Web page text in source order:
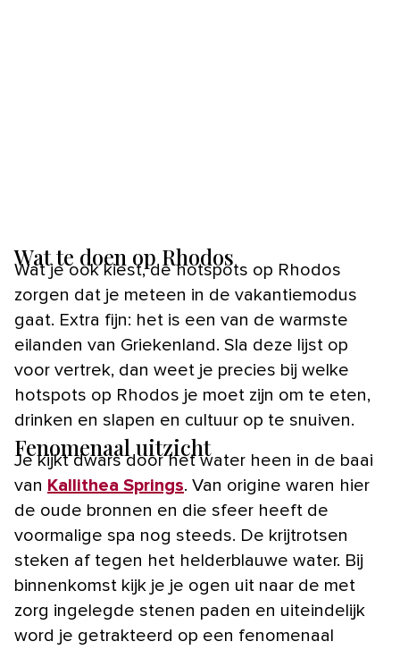
Wat te doen op Rhodos
Wat je ook kiest, de hotspots op Rhodos
zorgen dat je meteen in de vakantiemodus
gaat. Extra fijn: het is een van de warmste
eilanden van Griekenland. Sla deze lijst op
voor vertrek, dan weet je precies bij welke
hotspots op Rhodos je moet zijn om te eten,
drinken en slapen en cultuur op te snuiven.
Fenomenaal uitzicht
Je kijkt dwars door het water heen in de baai
van Kallithea Springs. Van origine waren hier
de oude bronnen en die sfeer heeft de
voormalige spa nog steeds. De krijtrotsen
steken af tegen het helderblauwe water. Bij
binnenkomst kijk je je ogen uit naar de met
zorg ingelegde stenen paden en uiteindelijk
word je getrakteerd op een fenomenaal